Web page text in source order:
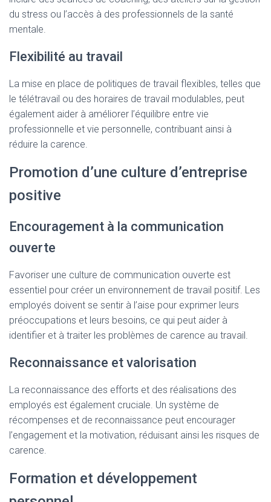
du stress ou l’accès à des professionnels de la santé
mentale.
Flexibilité au travail
La mise en place de politiques de travail flexibles, telles que
le télétravail ou des horaires de travail modulables, peut
également aider à améliorer l’équilibre entre vie
professionnelle et vie personnelle, contribuant ainsi à
réduire la carence.
Promotion d’une culture d’entreprise
positive
Encouragement à la communication
ouverte
Favoriser une culture de communication ouverte est
essentiel pour créer un environnement de travail positif. Les
employés doivent se sentir à l’aise pour exprimer leurs
préoccupations et leurs besoins, ce qui peut aider à
identifier et à traiter les problèmes de carence au travail.
Reconnaissance et valorisation
La reconnaissance des efforts et des réalisations des
employés est également cruciale. Un système de
récompenses et de reconnaissance peut encourager
l’engagement et la motivation, réduisant ainsi les risques de
carence.
Formation et développement